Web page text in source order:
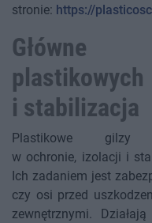
stronie: https://
i stabilizacja
Plastikowe
w ochronie, izolacji i
Ich zadaniem jest
czy osi przed
zewnętrznymi.